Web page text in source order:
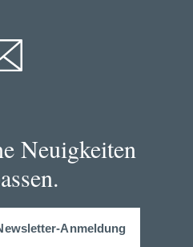
Neuigkeiten
Anmeldung